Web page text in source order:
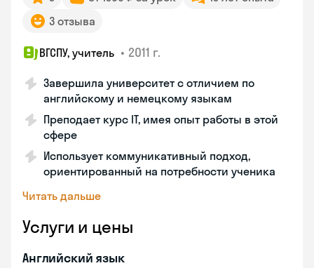
3 отзыва
ВГСПУ, учитель • 2011 г.
Завершила университет с отличием по
английскому и немецкому языкам
Преподает курс IT, имея опыт работы в этой
сфере
Использует коммуникативный подход,
ориентированный на потребности ученика
Читать дальше
Услуги и цены
Английский язык